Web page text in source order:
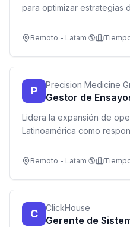
para optimizar estrategias
USA (excepto SF, NYC y
Remoto - Latam 🌎
P Precision Medicine
Gestor de
Lidera la expansión de
Latinoamérica como
Remoto - Latam 🌎
C ClickHouse
Gerente de